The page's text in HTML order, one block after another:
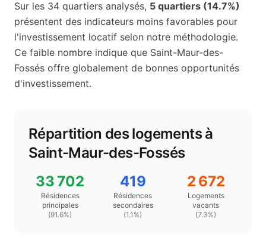
Sur les 34 quartiers analysés, 5 quartiers (14.7%)
présentent des indicateurs moins favorables pour
l'investissement locatif selon notre méthodologie.
Ce faible nombre indique que Saint-Maur-des-
Fossés offre globalement de bonnes opportunités
d'investissement.
Répartition des logements à
Saint-Maur-des-Fossés
33 702
Résidences
principales
(91.6%)
419
Résidences
secondaires
(1.1 %)
2 672
Logements
vacants
(7.3%)